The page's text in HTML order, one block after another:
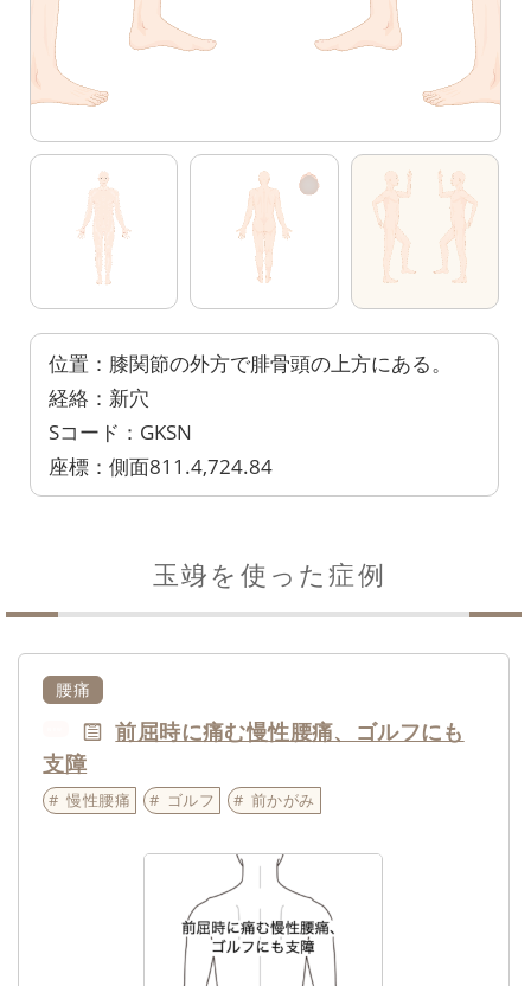
位置：膝関節の外方で腓骨頭の上方にある。
経絡：新穴
Sコード：GKSN
座標：側面811.4,724.84
玉竧を使った症例
腰痛
前屈時に痛む慢性腰痛、ゴルフにも
支障
慢性腰痛 ゴルフ 前かがみ